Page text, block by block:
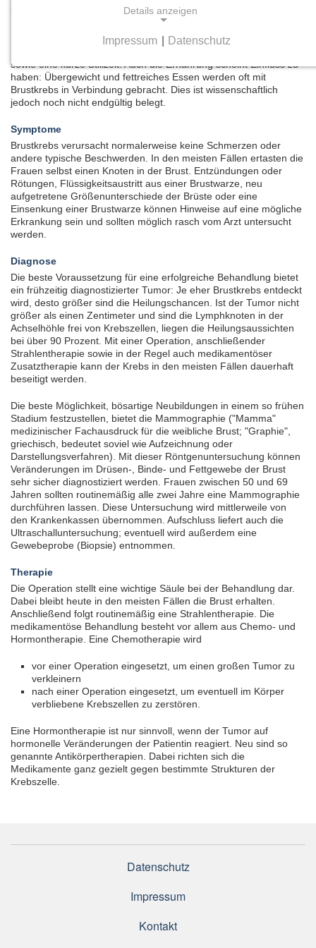
Risikofaktoren sind z.B. eine frühe erste Regelblutung, der späte
sowie eine kurze Stillzeit. Auch die Ernährung scheint Einfluss zu
haben: Übergewicht und fettreiches Essen werden oft mit
Brustkrebs in Verbindung gebracht. Dies ist wissenschaftlich
jedoch noch nicht endgültig belegt.
Symptome
Brustkrebs verursacht normalerweise keine Schmerzen oder
andere typische Beschwerden. In den meisten Fällen ertasten die
Frauen selbst einen Knoten in der Brust. Entzündungen oder
Rötungen, Flüssigkeitsaustritt aus einer Brustwarze, neu
aufgetretene Größenunterschiede der Brüste oder eine
Einsenkung einer Brustwarze können Hinweise auf eine mögliche
Erkrankung sein und sollten möglich rasch vom Arzt untersucht
werden.
Diagnose
Die beste Voraussetzung für eine erfolgreiche Behandlung bietet
ein frühzeitig diagnostizierter Tumor: Je eher Brustkrebs entdeckt
wird, desto größer sind die Heilungschancen. Ist der Tumor nicht
größer als einen Zentimeter und sind die Lymphknoten in der
Achselhöhle frei von Krebszellen, liegen die Heilungsaussichten
bei über 90 Prozent. Mit einer Operation, anschließender
Strahlentherapie sowie in der Regel auch medikamentöser
Zusatztherapie kann der Krebs in den meisten Fällen dauerhaft
beseitigt werden.
Die beste Möglichkeit, bösartige Neubildungen in einem so frühen
Stadium festzustellen, bietet die Mammographie ("Mamma"
medizinischer Fachausdruck für die weibliche Brust; "Graphie",
griechisch, bedeutet soviel wie Aufzeichnung oder
Darstellungsverfahren). Mit dieser Röntgenuntersuchung können
Veränderungen im Drüsen-, Binde- und Fettgewebe der Brust
sehr sicher diagnostiziert werden. Frauen zwischen 50 und 69
Jahren sollten routinemäßig alle zwei Jahre eine Mammographie
durchführen lassen. Diese Untersuchung wird mittlerweile von
den Krankenkassen übernommen. Aufschluss liefert auch die
Ultraschalluntersuchung; eventuell wird außerdem eine
Gewebeprobe (Biopsie) entnommen.
Therapie
Die Operation stellt eine wichtige Säule bei der Behandlung dar.
Dabei bleibt heute in den meisten Fällen die Brust erhalten.
Anschließend folgt routinemäßig eine Strahlentherapie. Die
medikamentöse Behandlung besteht vor allem aus Chemo- und
Hormontherapie. Eine Chemotherapie wird
vor einer Operation eingesetzt, um einen großen Tumor zu
verkleinern
nach einer Operation eingesetzt, um eventuell im Körper
verbliebene Krebszellen zu zerstören.
Eine Hormontherapie ist nur sinnvoll, wenn der Tumor auf
hormonelle Veränderungen der Patientin reagiert. Neu sind so
genannte Antikörpertherapien. Dabei richten sich die
Medikamente ganz gezielt gegen bestimmte Strukturen der
Krebszelle.
Datenschutz
Impressum
Kontakt
Details anzeigen
Notwendige Cookies ermöglichen grundlegende
Funktionen und sind für die einwandfreie Funktion
der Website erforderlich.
Einverständnis-Cookie
Name:
cookie_consent
Zweck:
Cookie Laufzeit:
1 Jahr
EXTERNE MEDIEN
Um Inhalte von Videoplattformen und Social Media
Plattformen anzeigen zu können, werden von
diesen externen Medien Cookies gesetzt.
YouTube
Vimeo
Impressum Datenschutz